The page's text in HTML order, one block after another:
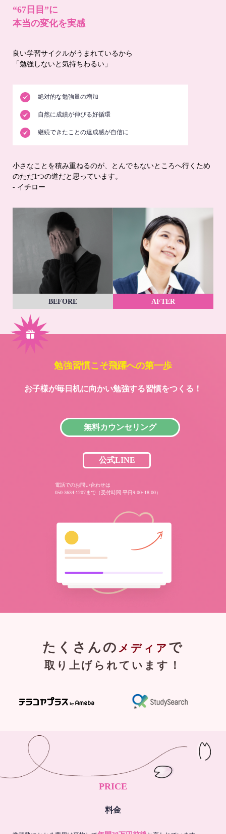
“67日目”に
本当の変化を実感
良い学習サイクルがうまれているから
「勉強しないと気持ちわるい」
絶対的な勉強量の増加
自然に成績が伸びる好循環
継続できたことの達成感が自信に
小さなことを積み重ねるのが、とんでもないところへ行くため
のただ1つの道だと思っています。
- イチロー
BEFORE AFTER
勉強習慣こそ飛躍への第一歩
お子様が毎日机に向かい勉強する習慣をつくる！
無料カウンセリング
公式LINE
電話でのお問い合わせは
050-3634-1207まで（受付時間 平日9:00~18:00）
たくさんの メディア で
取り上げられています！
PRICE
料金